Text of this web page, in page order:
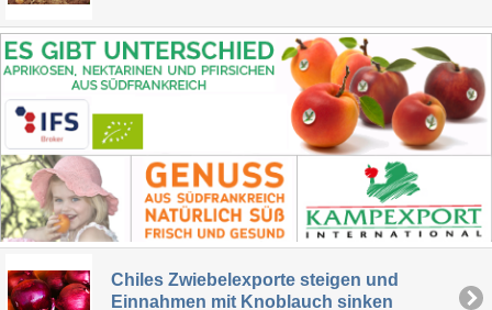
Chiles Zwiebelexporte steigen und
Einnahmen mit Knoblauch sinken